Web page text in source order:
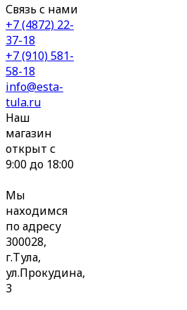
Связь с нами
+7 (4872) 22-
37-18
+7 (910) 581-
58-18
info@esta-
tula.ru
Наш
магазин
открыт с
9:00 до 18:00
Мы
находимся
по адресу
300028,
г.Тула,
ул.Прокудина,
3